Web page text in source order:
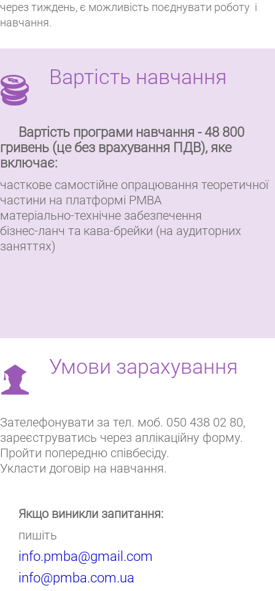
через тиждень, є можливість поєднувати роботу і
навчання.
Вартість навчання
Вартість програми навчання - 48 800
гривень (це без врахування ПДВ), яке
включає:
часткове самостійне опрацювання теоретичної
частини на платформі РМВА
матеріально-технічне забезпечення
бізнес-ланч та кава-брейки (на аудиторних
заняттях)
Умови зарахування
Зателефонувати за тел. моб. 050 438 02 80,
зареєструватись через аплікаційну форму.
Пройти попередню співбесіду.
Укласти договір на навчання.
Якщо виникли запитання:
пишіть
info.pmba@gmail.com
info@pmba.com.ua